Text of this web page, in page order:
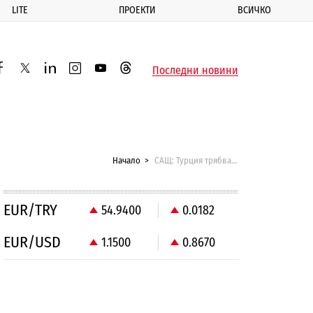
LITE ПРОЕКТИ ВСИЧКО
twitterlinkedininstagram
youtubethreadsПоследни новини
Начало САЩ: Турция трябва да затвори границата със Сирия
EUR/TRY 54.9400 0.0182
EUR/USD 1.1500 0.8670